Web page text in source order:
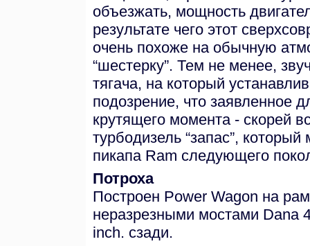
объезжать, мощность
результате чего этот
очень похоже на обычную
“шестерку”. Тем не менее,
тягача, на который
подозрение, что заявленное
крутящего момента - скорей
турбодизель “запас”,
пикапа Ram следующего
Потроха
Построен Power Wagon на
неразрезными мостами Dana
inch. сзади.